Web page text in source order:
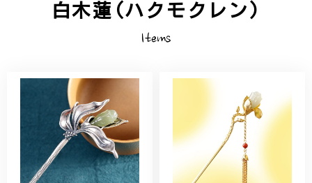
白木蓮(ハクモクレン)
Items